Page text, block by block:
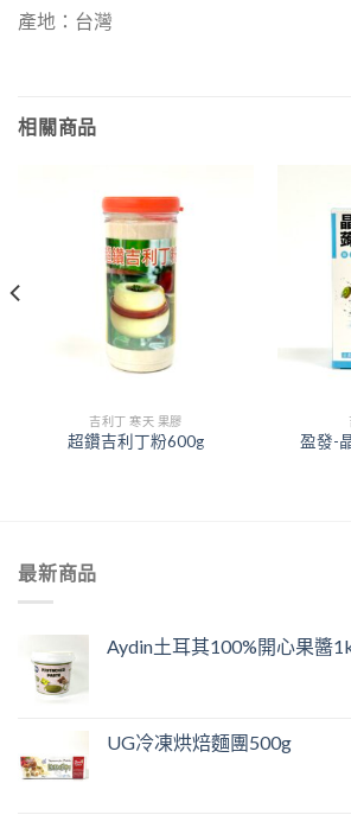
產地：台灣
相關商品
吉利丁 寒天 果膠
超鑽吉利丁粉600g 盈發-
最新商品
Aydin土耳其100%開心果醬
UG冷凍烘焙麵團500g